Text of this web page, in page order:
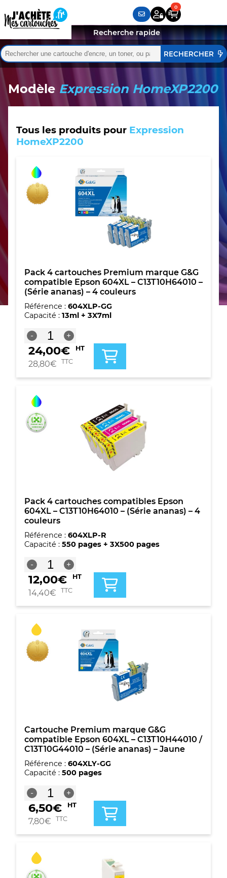
Rechercher :
Quand les résultats de l'auto-complétion sont
Recherche rapide
Modèle Expression HomeXP2200
Tous les produits pour Expression
HomeXP2200
Pack 4 cartouches Premium marque G&G
compatible Epson 604XL – C13T10H64010 –
(Série ananas) – 4 couleurs
Référence : 604XLP-GG
Capacité : 13ml + 3X7ml
-
quantité
de
Pack
4
Premium
G&G
compatible
Epson
604XL
C13T10H64010
4
couleurs
+
24,00€ HT
28,80€ TTC
Pack 4 cartouches compatibles Epson
604XL – C13T10H64010 – (Série ananas) – 4
couleurs
Référence : 604XLP-R
Capacité : 550 pages + 3X500 pages
-
quantité
de
Pack
4
compatibles
604XL
-
C13T10H64010
-
+
12,00€ HT
14,40€ TTC
Cartouche Premium marque G&G
compatible Epson 604XL – C13T10H44010 /
C13T10G44010 – (Série ananas) – Jaune
Référence : 604XLY-GG
Capacité : 500 pages
-
quantité
de
Cartouche
Premium
G&G
Epson
604XL
+
6,50€ HT
7,80€ TTC